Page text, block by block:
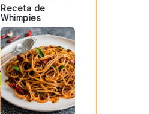
Receta de
Whimpies